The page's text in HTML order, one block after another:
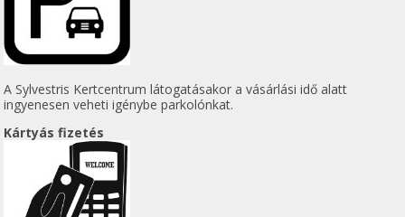
A Sylvestris Kertcentrum látogatásakor a vásárlási idő alatt
ingyenesen veheti igénybe parkolónkat.
Kártyás fizetés